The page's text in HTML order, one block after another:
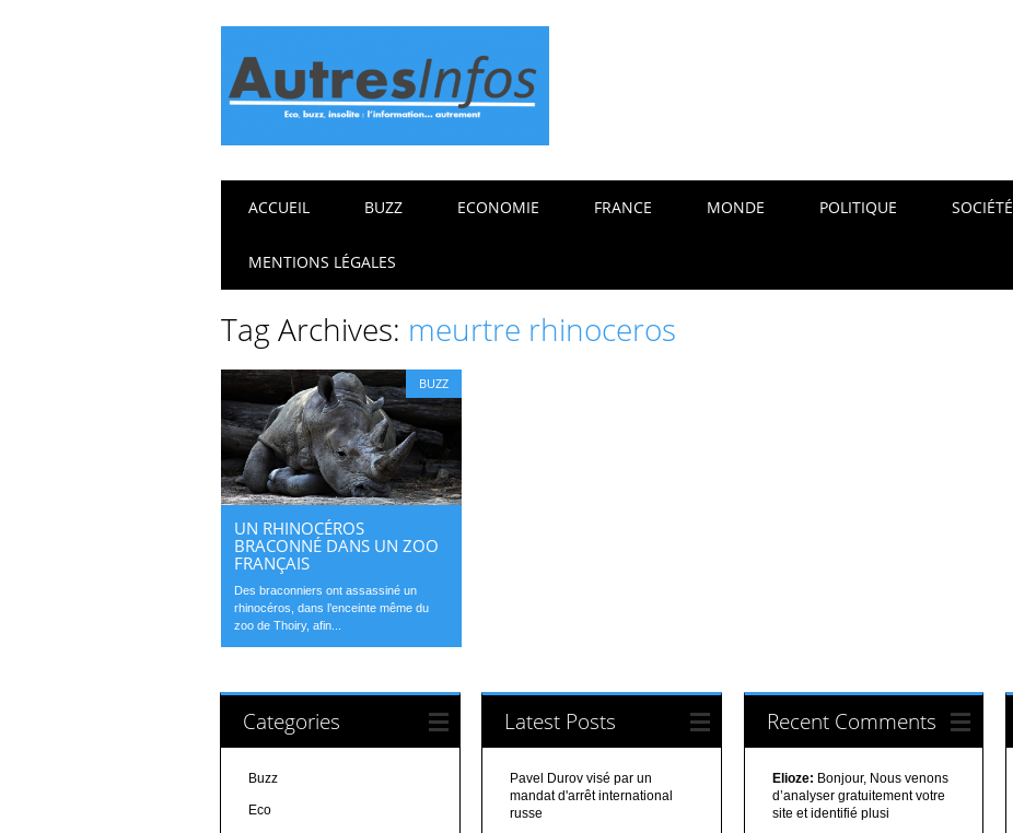
Main menu
ACCUEIL BUZZ ECONOMIE FRANCE MONDE POLITIQUE SOCIÉTÉ
MENTIONS LÉGALES
Tag Archives: meurtre rhinoceros
BUZZ
UN RHINOCÉROS
BRACONNÉ DANS UN ZOO
FRANÇAIS
Des braconniers ont assassiné un
rhinocéros, dans l’enceinte même du
zoo de Thoiry, afin...
Categories
Buzz
Eco
Latest Posts
Pavel Durov visé par un
mandat d'arrêt international
russe
Recent Comments
Elioze: Bonjour, Nous venons
d’analyser gratuitement votre
site et identifié plusi